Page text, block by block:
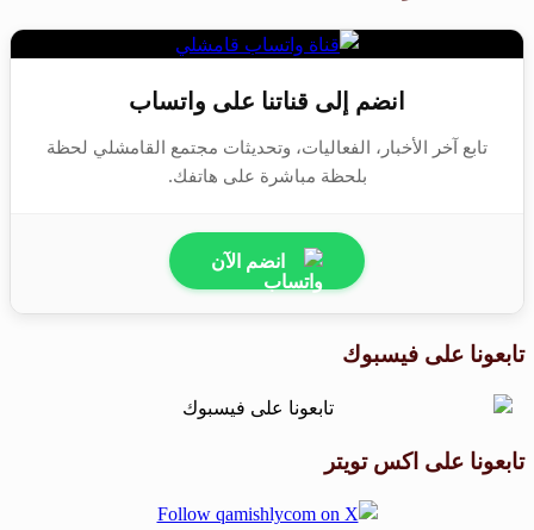
انضم إلى قناتنا على واتساب
تابع آخر الأخبار، الفعاليات، وتحديثات مجتمع القامشلي لحظة
بلحظة مباشرة على هاتفك.
انضم الآن
تابعونا على فيسبوك
تابعونا على اكس تويتر